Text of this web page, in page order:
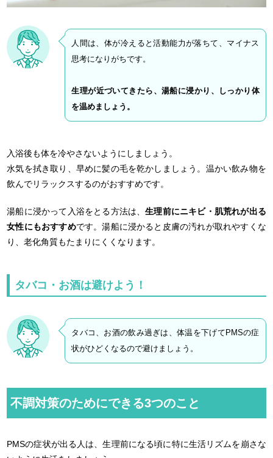
人間は、体が冷えると活動能力が落ちて、マイナス
思考になりがちです。
生理が近づいてきたら、湯船に浸かり、しっかり体
を温めましょう。
入浴後も体を冷やさないようにしましょう。
水気を拭き取り、早めに髪の毛を乾かしましょう。温かい飲み物を
飲んでリラックスするのがおすすめです。
湯船に浸かって入浴をとる方法は、生理前にニキビ・肌荒れが出る
女性にもおすすめです。湯船に浸かると皮膚の汚れが取れやすくな
り、老化角質もたまりにくくなります。
タバコ・お酒は避けよう！
タバコ、お酒の飲み過ぎは、体温を下げてPMSの症
状がひどくなるので避けましょう。
不調対策のためにできる3つのこと
PMSの症状が出る人は、生理前になる頃に特に生活リズムを崩さな